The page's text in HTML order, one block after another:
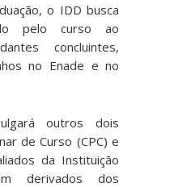
o IDD busca
pelo curso ao
concluintes,
no Enade e no
outros dois
de Curso (CPC) e
da Instituição
derivados dos